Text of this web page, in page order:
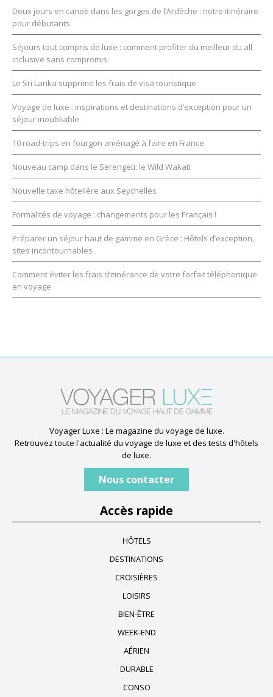
Deux jours en canoë dans les gorges de l’Ardèche : notre itinéraire
pour débutants
Séjours tout compris de luxe : comment profiter du meilleur du all
inclusive sans compromis
Le Sri Lanka supprime les frais de visa touristique
Voyage de luxe : inspirations et destinations d’exception pour un
séjour inoubliable
10 road-trips en fourgon aménagé à faire en France
Nouveau camp dans le Serengeti: le Wild Wakati
Nouvelle taxe hôtelière aux Seychelles
Formalités de voyage : changements pour les Français !
Préparer un séjour haut de gamme en Grèce : Hôtels d’exception,
sites incontournables
Comment éviter les frais d’itinérance de votre forfait téléphonique
en voyage
Voyager Luxe : Le magazine du voyage de luxe.
Retrouvez toute l'actualité du voyage de luxe et des tests d'hôtels
de luxe.
Nous contacter
Accès rapide
HÔTELS
DESTINATIONS
CROISIÈRES
LOISIRS
BIEN-ÊTRE
WEEK-END
AÉRIEN
DURABLE
CONSO